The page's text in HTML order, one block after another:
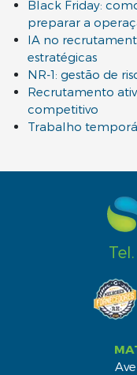
Black Friday:
preparar a
IA no
estratégicas
NR-1: gestão de
Recrutamento
competitivo
Trabalho
Tel.